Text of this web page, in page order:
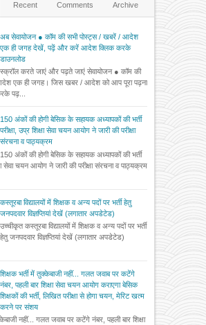
Recent Comments Archive
अब सेवायोजन ● कॉम की सभी पोस्ट्स / खबरें / आदेश
एक ही जगह देखें, पढ़ें और करें आदेश क्लिक करके
डाउनलोड
स्क्रॉल करते जाएं और पढ़ते जाएं सेवायोजन ● कॉम की
एक ही जगह। जिस खबर / आदेश को आप पूरा पढ़ना
पढ़...
150 अंकों की होगी बेसिक के सहायक अध्यापकों की भर्ती
परीक्षा, उप्र शिक्षा सेवा चयन आयोग ने जारी की परीक्षा
संरचना व पाठ्यक्रम
150 अंकों की होगी बेसिक के सहायक अध्यापकों की भर्ती
सेवा चयन आयोग ने जारी की परीक्षा संरचना व पाठ्यक्रम
कस्तूरबा विद्यालयों में शिक्षक व अन्य पदों पर भर्ती हेतु
जनपदवार विज्ञप्तियां देखें (लगातार अपडेटेड)
उच्चीकृत कस्तूरबा विद्यालयों में शिक्षक व अन्य पदों पर भर्ती
हेतु जनपदवार विज्ञप्तियां देखें (लगातार अपडेटेड)
शिक्षक भर्ती में तुक्केबाजी नहीं... गलत जवाब पर कटेंगे
नंबर, पहली बार शिक्षा सेवा चयन आयोग कराएगा बेसिक
शिक्षकों की भर्ती, लिखित परीक्षा से होगा चयन, मेरिट खत्म
करने पर संशय
नहीं... गलत जवाब पर कटेंगे नंबर, पहली बार शिक्षा